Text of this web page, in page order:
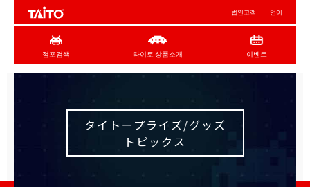
법인고객 언어
점포검색 타이토 상품소개 이벤트
タイトープライズ/グッズ
トピックス